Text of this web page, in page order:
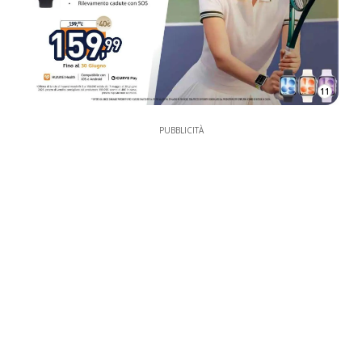
11
PUBBLICITÀ